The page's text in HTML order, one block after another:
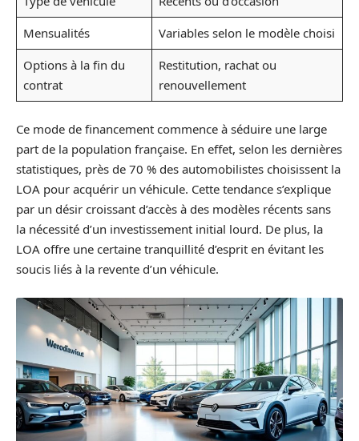
Mensualités
Variables selon le modèle choisi
Options à la fin du
contrat
Restitution, rachat ou
renouvellement
Ce mode de financement commence à séduire une large
part de la population française. En effet, selon les dernières
statistiques, près de 70 % des automobilistes choisissent la
LOA pour acquérir un véhicule. Cette tendance s’explique
par un désir croissant d’accès à des modèles récents sans
la nécessité d’un investissement initial lourd. De plus, la
LOA offre une certaine tranquillité d’esprit en évitant les
soucis liés à la revente d’un véhicule.